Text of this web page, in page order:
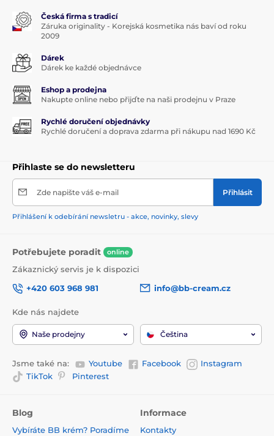
Česká firma s tradicí
Záruka originality - Korejská kosmetika nás baví od roku
2009
Dárek
Dárek ke každé objednávce
Eshop a prodejna
Nakupte online nebo přijďte na naši prodejnu v Praze
Rychlé doručení objednávky
Rychlé doručení a doprava zdarma při nákupu nad 1690 Kč
Přihlaste se do newsletteru
Zde napište váš e-mail Přihlásit
Přihlášení k odebírání newsletru - akce, novinky, slevy
Potřebujete poradit online
Zákaznický servis je k dispozici
+420 603 968 981
info@bb-cream.cz
Kde nás najdete
Naše prodejny Čeština
Jsme také na: Youtube Facebook
Instagram
TikTok
Pinterest
Blog
Vybíráte BB krém? Poradíme
Informace
Kontakty